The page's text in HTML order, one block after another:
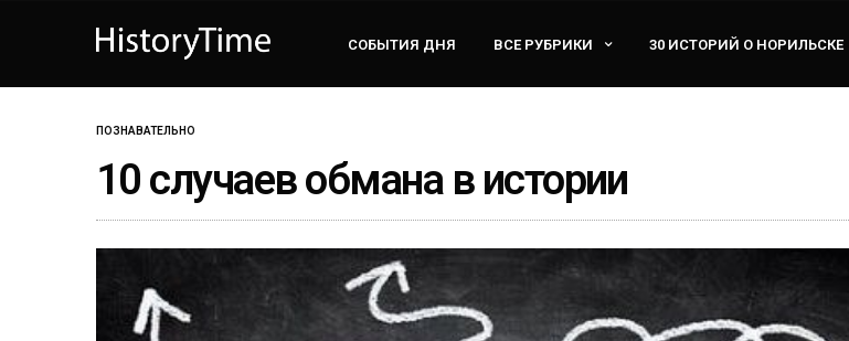
СОБЫТИЯ ДНЯ ВСЕ РУБРИКИ 30 ИСТОРИЙ О НОРИЛЬСКЕ
ПОЗНАВАТЕЛЬНО
10 случаев обмана в истории